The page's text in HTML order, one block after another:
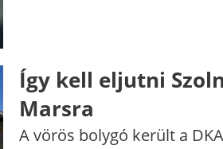
Így kell eljutni
Marsra
A vörös bolygó került a